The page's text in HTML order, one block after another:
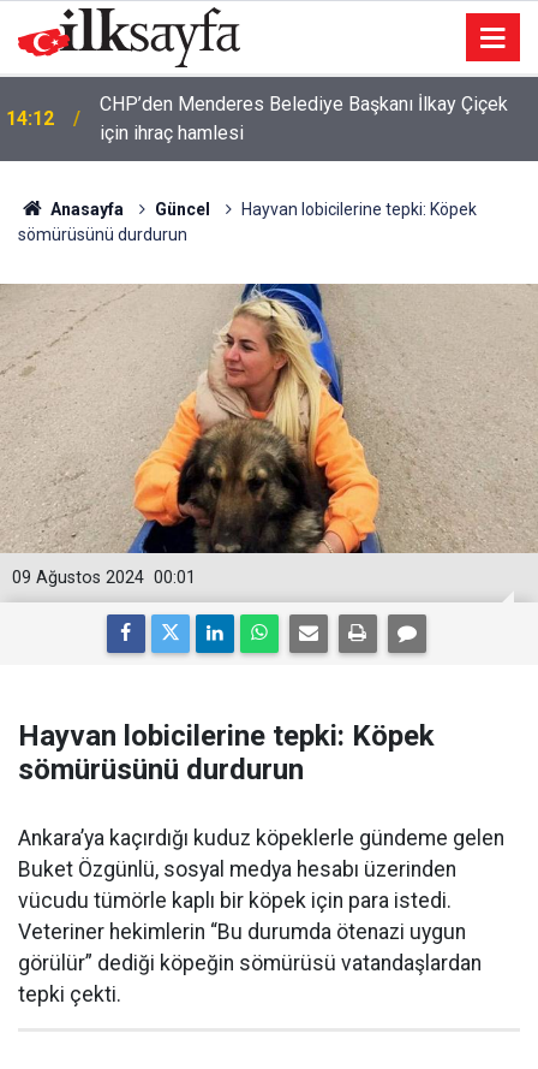
14:12
CHP’den Menderes Belediye Başkanı İlkay Çiçek
için ihraç hamlesi
Anasayfa Güncel
Hayvan lobicilerine tepki: Köpek
sömürüsünü durdurun
00:01
09 Ağustos 2024
Hayvan lobicilerine tepki: Köpek
sömürüsünü durdurun
Ankara’ya kaçırdığı kuduz köpeklerle gündeme gelen
Buket Özgünlü, sosyal medya hesabı üzerinden
vücudu tümörle kaplı bir köpek için para istedi.
Veteriner hekimlerin “Bu durumda ötenazi uygun
görülür” dediği köpeğin sömürüsü vatandaşlardan
tepki çekti.